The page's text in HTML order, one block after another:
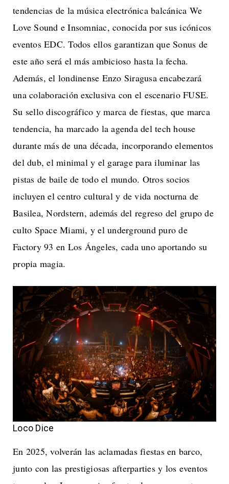
tendencias de la música electrónica balcánica We
Love Sound e Insomniac, conocida por sus icónicos
eventos EDC. Todos ellos garantizan que Sonus de
este año será el más ambicioso hasta la fecha.
Además, el londinense Enzo Siragusa encabezará
una colaboración exclusiva con el escenario FUSE.
Su sello discográfico y marca de fiestas, que marca
tendencia, ha marcado la agenda del tech house
durante más de una década, incorporando elementos
del dub, el minimal y el garage para iluminar las
pistas de baile de todo el mundo. Otros socios
incluyen el centro cultural y de vida nocturna de
Basilea, Nordstern, además del regreso del grupo de
culto Space Miami, y el underground puro de
Factory 93 en Los Ángeles, cada uno aportando su
propia magia.
Loco Dice
En 2025, volverán las aclamadas fiestas en barco,
junto con las prestigiosas afterparties y los eventos